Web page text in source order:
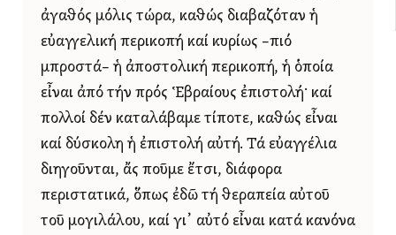
ἀγαθός μόλις τώρα, καθώς διαβαζόταν ἡ
εὐαγγελική περικοπή καί κυρίως –πιό
μπροστά– ἡ ἀποστολική περικοπή, ἡ ὁποία
εἶναι ἀπό τήν πρός Ἑβραίους ἐπιστολή· καί
πολλοί δέν καταλάβαμε τίποτε, καθώς εἶναι
καί δύσκολη ἡ ἐπιστολή αὐτή. Τά εὐαγγέλια
διηγοῦνται, ἄς ποῦμε ἔτσι, διάφορα
περιστατικά, ὅπως ἐδῶ τή θεραπεία αὐτοῦ
τοῦ μογιλάλου, καί γι᾿ αὐτό εἶναι κατά κανόνα